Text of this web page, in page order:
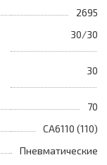
2695
30/30
30
70
CA6110 (110)
Пневматические